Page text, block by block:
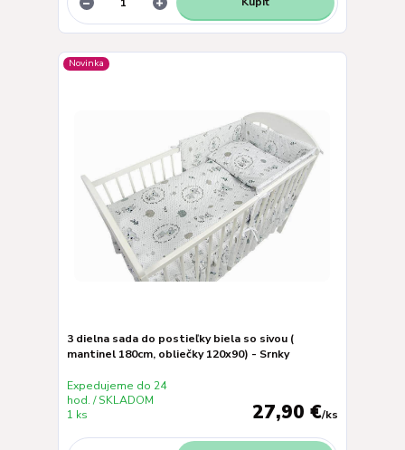
Novinka
3 dielna sada do postieľky biela so sivou (
mantinel 180cm, obliečky 120x90) - Srnky
27,90 €/ks
Expedujeme do 24
hod. / SKLADOM
1 ks